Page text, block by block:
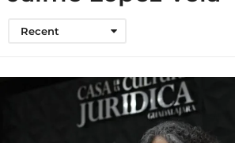
Recent